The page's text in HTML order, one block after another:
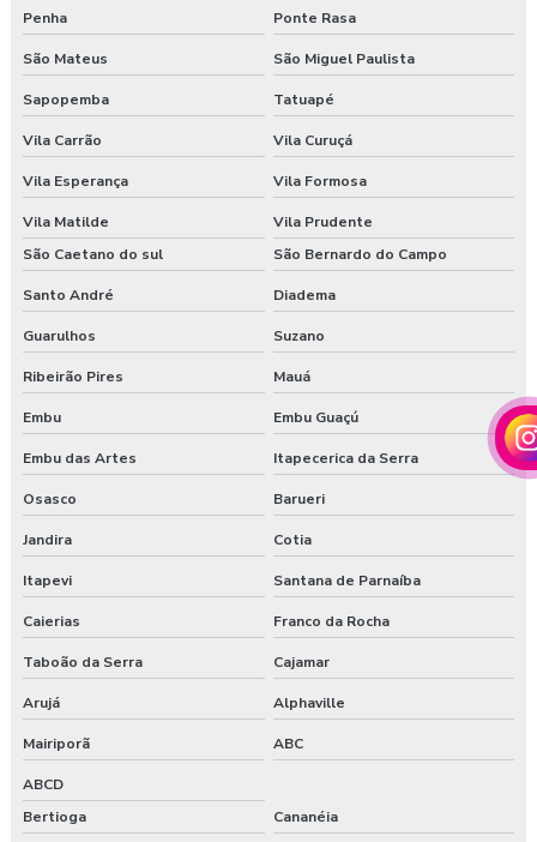
Exame demissional preço
Exame demissional valor
Exame médico admissional guarapuava
Gerenciamento de risco no trabalho
Gerenciamento de riscos segurança do trabalho
Laudo ambiental e ergonômico do local de trabalho
Laudo de avaliação ergonômica
Laudo de ergonomia
Laudo ergonômico e análise ergonômica do trabalho
Laudo ergonômico cadeira
Laudo ergonômico construção civil
Laudo ergonômico do trabalho
Laudo ergonômico esocial
Penha Ponte Rasa
São Mateus São Miguel Paulista
Sapopemba Tatuapé
Vila Carrão Vila Curuçá
Vila Esperança Vila Formosa
Vila Matilde
Vila Prudente
São Caetano do sul
São Bernardo do Campo
Santo André Diadema
Guarulhos Suzano
Ribeirão Pires Mauá
Embu Embu Guaçú
Embu das Artes Itapecerica da Serra
Osasco Barueri
Jandira Cotia
Itapevi Santana de Parnaíba
Caierias Franco da Rocha
Taboão da Serra Cajamar
Arujá Alphaville
Mairiporã ABC
ABCD
Bertioga
Cananéia